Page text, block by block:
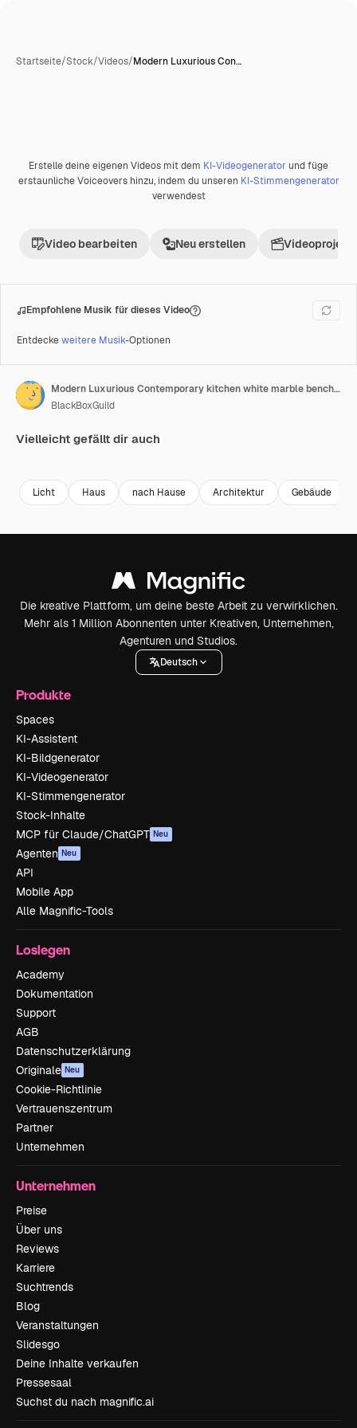
Startseite/Stock/Videos/Modern Luxurious Con…
Premium
Erstelle deine eigenen Videos mit dem KI-Videogenerator und füge
erstaunliche Voiceovers hinzu, indem du unseren KI-Stimmengenerator
verwendest
Video bearbeiten Neu erstellen Videoprojekt
Empfohlene Musik für dieses Video
Entdeckeweitere Musik-Optionen
Modern Luxurious Contemporary kitchen white marble bench top drop lighting marble tiled floors breakfast bench seating, black feature wall with sleek black appliances fridge white kitchen storage
BlackBoxGuild
Vielleicht gefällt dir auch
Licht Haus nach Hause Architektur Gebäude
Die kreative Plattform, um deine beste Arbeit zu verwirklichen.
Mehr als 1 Million Abonnenten unter Kreativen, Unternehmen,
Agenturen und Studios.
Deutsch
Produkte
Spaces
KI-Assistent
KI-Bildgenerator
KI-Videogenerator
KI-Stimmengenerator
Stock-Inhalte
MCP für Claude/ChatGPT Neu
Agenten Neu
API
Mobile App
Alle Magnific-Tools
Loslegen
Academy
Dokumentation
Support
AGB
Datenschutzerklärung
Originale Neu
Cookie-Richtlinie
Vertrauenszentrum
Partner
Unternehmen
Unternehmen
Preise
Über uns
Reviews
Karriere
Suchtrends
Blog
Veranstaltungen
Slidesgo
Deine Inhalte verkaufen
Pressesaal
Suchst du nach magnific.ai